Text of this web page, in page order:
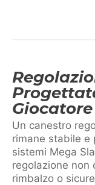
Giocatore
Un canestro
rimane stabile e
sistemi Mega
regolazione non
rimbalzo o